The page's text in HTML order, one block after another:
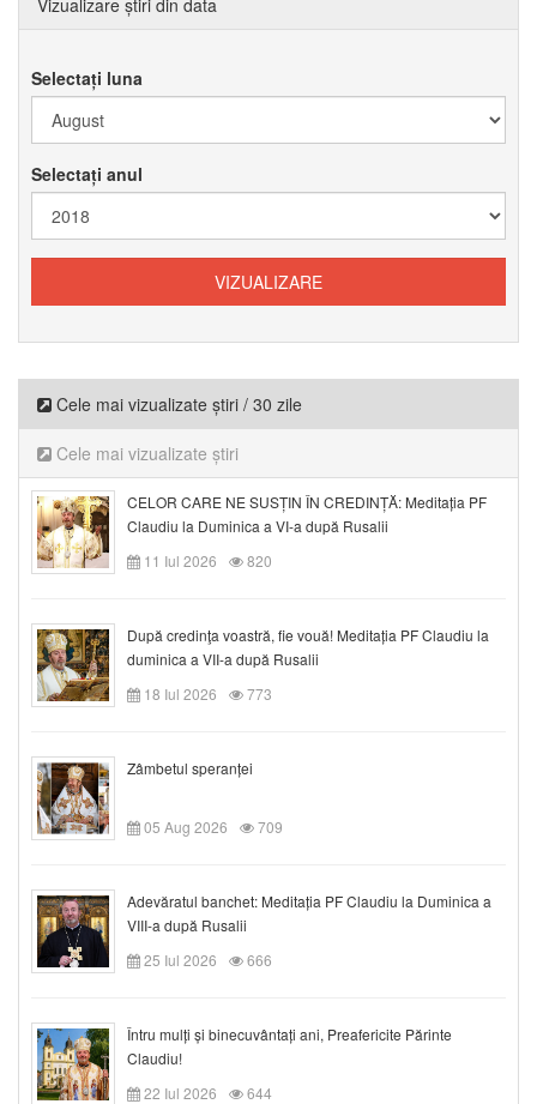
Selectați luna
Selectați anul
Cele mai vizualizate știri / 30 zile
Cele mai vizualizate știri
CELOR CARE NE SUSȚIN ÎN CREDINȚĂ: Meditația PF
Claudiu la Duminica a VI-a după Rusalii
11 Iul 2026
820
După credinţa voastră, fie vouă! Meditația PF Claudiu la
duminica a VII-a după Rusalii
18 Iul 2026
773
Zâmbetul speranței
05 Aug 2026 709
Adevăratul banchet: Meditația PF Claudiu la Duminica a
VIII-a după Rusalii
25 Iul 2026
666
Întru mulți și binecuvântați ani, Preafericite Părinte
Claudiu!
22 Iul 2026
644